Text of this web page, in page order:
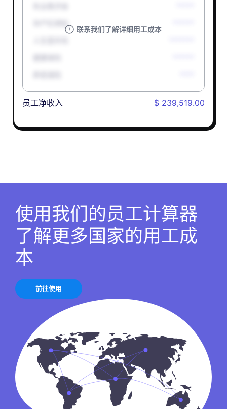
联系我们了解详细用工成本
孕产妇津贴
员工净收入 $ 239,519.00
使用我们的员工计算器
了解更多国家的用工成
本
前往使用